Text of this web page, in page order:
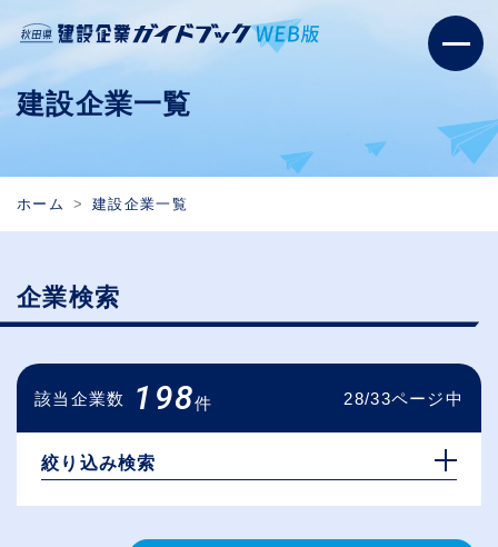
建設企業一覧
ホーム 建設企業一覧
企業検索
該当企業数 198件 28/33ページ中
絞り込み検索